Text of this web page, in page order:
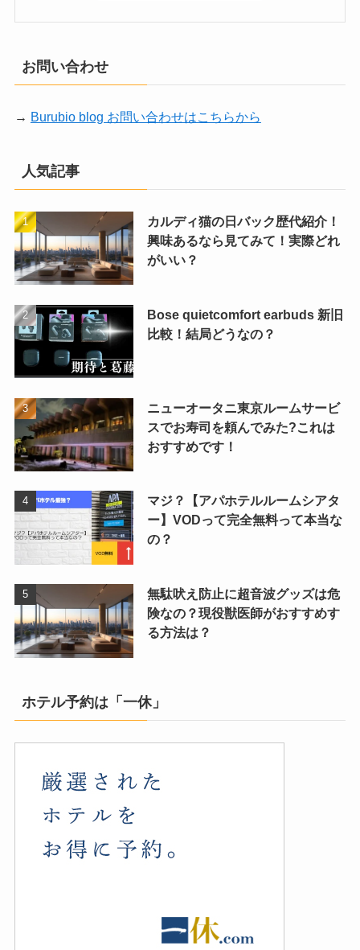
お問い合わせ
→ Burubio blog お問い合わせはこちらから
人気記事
カルディ猫の日バック歴代紹介！
興味あるなら見てみて！実際どれ
がいい？
Bose quietcomfort earbuds 新旧
比較！結局どうなの？
ニューオータニ東京ルームサービ
スでお寿司を頼んでみた?これは
おすすめです！
マジ？【アパホテルルームシアタ
ー】VODって完全無料って本当な
の？
無駄吠え防止に超音波グッズは危
険なの？現役獣医師がおすすめす
る方法は？
ホテル予約は「一休」